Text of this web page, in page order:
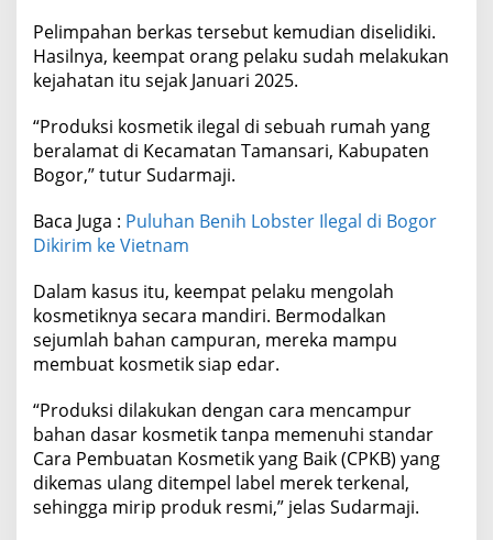
Pelimpahan berkas tersebut kemudian diselidiki.
Hasilnya, keempat orang pelaku sudah melakukan
kejahatan itu sejak Januari 2025.
“Produksi kosmetik ilegal di sebuah rumah yang
beralamat di Kecamatan Tamansari, Kabupaten
Bogor,” tutur Sudarmaji.
Baca Juga : Puluhan Benih Lobster Ilegal di Bogor
Dikirim ke Vietnam
Dalam kasus itu, keempat pelaku mengolah
kosmetiknya secara mandiri. Bermodalkan
sejumlah bahan campuran, mereka mampu
membuat kosmetik siap edar.
“Produksi dilakukan dengan cara mencampur
bahan dasar kosmetik tanpa memenuhi standar
Cara Pembuatan Kosmetik yang Baik (CPKB) yang
dikemas ulang ditempel label merek terkenal,
sehingga mirip produk resmi,” jelas Sudarmaji.